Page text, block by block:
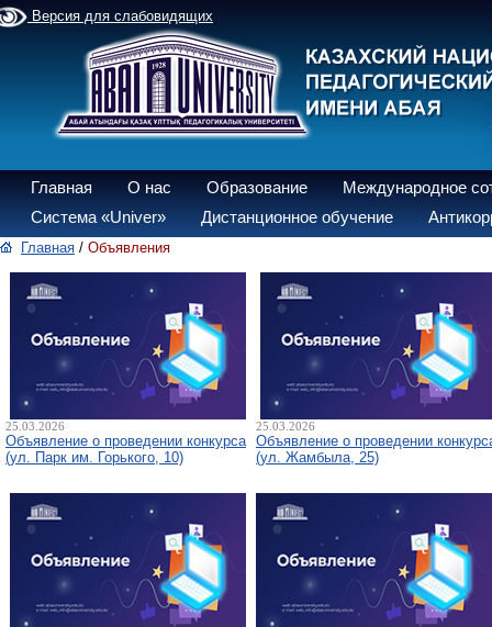
Версия для слабовидящих
Главная О нас Образование
Международное
Система «Univer»
Дистанционное обучение
Главная / Объявления
25.03.2026
Объявление о проведении конкурса
(ул. Парк им. Горького, 10)
25.03.2026
Объявление о проведении
(ул. Жамбыла, 25)